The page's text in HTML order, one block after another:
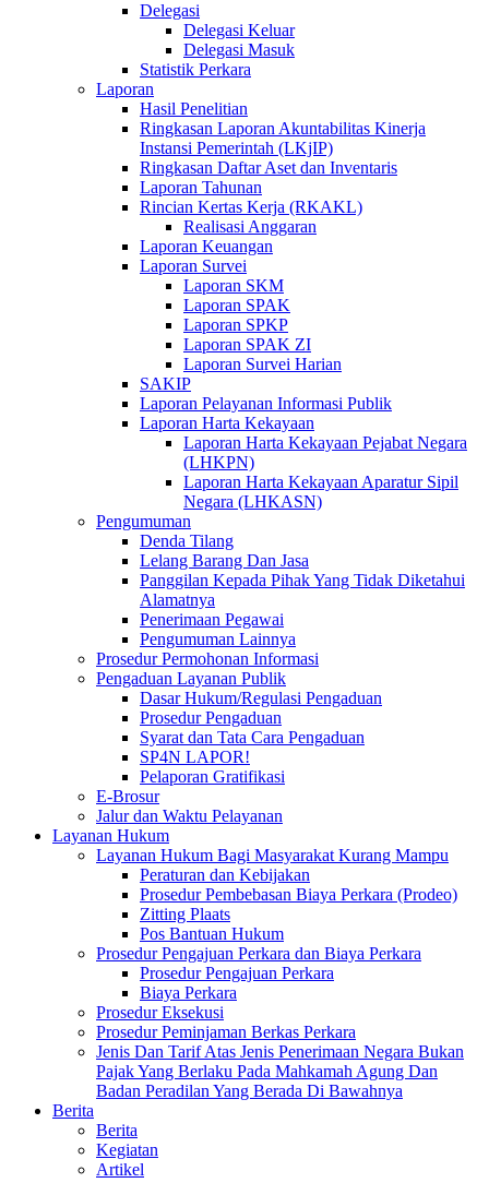
Delegasi
Delegasi Keluar
Delegasi Masuk
Statistik Perkara
Laporan
Hasil Penelitian
Ringkasan Laporan Akuntabilitas Kinerja
Instansi Pemerintah (LKjIP)
Ringkasan Daftar Aset dan Inventaris
Laporan Tahunan
Rincian Kertas Kerja (RKAKL)
Realisasi Anggaran
Laporan Keuangan
Laporan Survei
Laporan SKM
Laporan SPAK
Laporan SPKP
Laporan SPAK ZI
Laporan Survei Harian
SAKIP
Laporan Pelayanan Informasi Publik
Laporan Harta Kekayaan
Laporan Harta Kekayaan Pejabat Negara
(LHKPN)
Laporan Harta Kekayaan Aparatur Sipil
Negara (LHKASN)
Pengumuman
Denda Tilang
Lelang Barang Dan Jasa
Panggilan Kepada Pihak Yang Tidak Diketahui
Alamatnya
Penerimaan Pegawai
Pengumuman Lainnya
Prosedur Permohonan Informasi
Pengaduan Layanan Publik
Dasar Hukum/Regulasi Pengaduan
Prosedur Pengaduan
Syarat dan Tata Cara Pengaduan
SP4N LAPOR!
Pelaporan Gratifikasi
E-Brosur
Jalur dan Waktu Pelayanan
Layanan Hukum
Layanan Hukum Bagi Masyarakat Kurang Mampu
Peraturan dan Kebijakan
Prosedur Pembebasan Biaya Perkara (Prodeo)
Zitting Plaats
Pos Bantuan Hukum
Prosedur Pengajuan Perkara dan Biaya Perkara
Prosedur Pengajuan Perkara
Biaya Perkara
Prosedur Eksekusi
Prosedur Peminjaman Berkas Perkara
Jenis Dan Tarif Atas Jenis Penerimaan Negara Bukan
Pajak Yang Berlaku Pada Mahkamah Agung Dan
Badan Peradilan Yang Berada Di Bawahnya
Berita
Berita
Kegiatan
Artikel